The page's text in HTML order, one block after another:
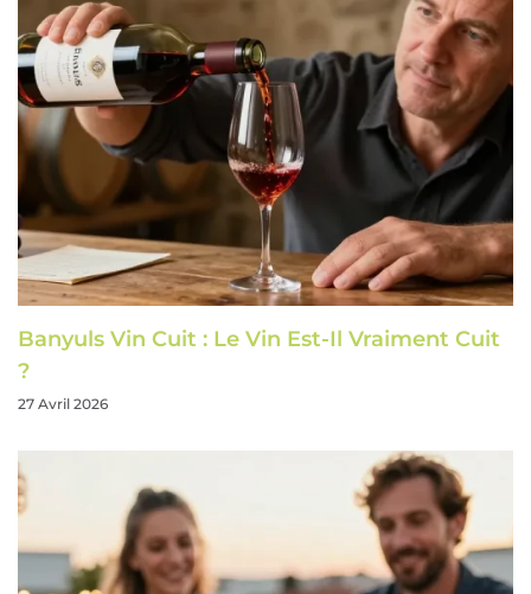
Banyuls Vin Cuit : Le Vin Est-Il Vraiment Cuit
?
27 Avril 2026